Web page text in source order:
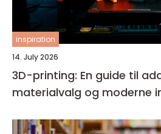
inspiration
14. July 2026
3D-printing: En guide til
materialvalg og moderne